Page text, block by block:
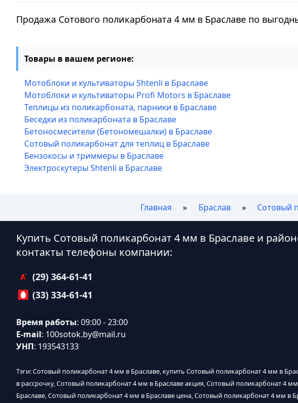
Продажа Сотового поликарбоната 4 мм в Браславе по
Товары в вашем регионе:
Мотоблоки и культиваторы Shtenli в Браславе
Мотоблоки и культиваторы Profi Motors в Браславе
Теплицы из поликарбоната, парники в Браславе
Беседки из поликарбоната в Браславе
Бетоносмесители (Бетономешалки) в Браславе
Сотовый поликарбонат для теплиц в Браславе
Бензокосы и триммеры в Браславе
Электроскутеры Shtenli в Браславе
Главная Браслав Сотовый
Купить Сотовый поликарбонат 4 мм в Браславе и
контакты телефоны компании:
(29) 364-61-41
(33) 334-61-41
Время работы: 09:00 - 23:00
E-mail: 100sotok.by@mail.ru
УНП: 193543133
Тэги: Сотовый поликарбонат 4 мм в Браславе, купить Сотовый поликарбонат 4 мм в
в рассрочку, Сотовый поликарбонат 4 мм в Браславе акция, Сотовый поликарбонат 4
Браславе, Сотовый поликарбонат 4 мм в Браславе цена, Сотовый поликарбонат 4 мм в